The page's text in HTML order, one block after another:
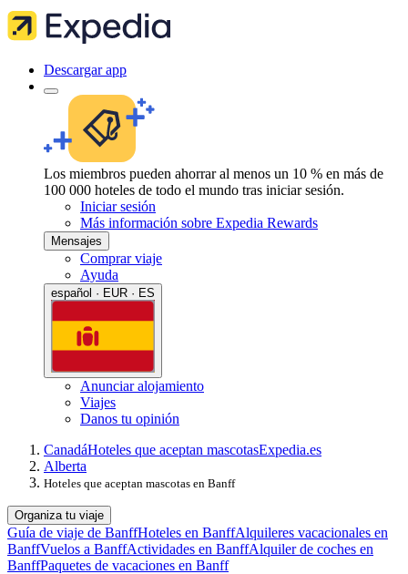
Descargar app
Los miembros pueden ahorrar al menos un 10 % en más de
100 000 hoteles de todo el mundo tras iniciar sesión.
Iniciar sesión
Más información sobre Expedia Rewards
Mensajes
Comprar viaje
Ayuda
español · EUR · ES
Anunciar alojamiento
Viajes
Danos tu opinión
CanadáHoteles que aceptan mascotasExpedia.es
Alberta
Hoteles que aceptan mascotas en Banff
Organiza tu viaje
Guía de viaje de BanffHoteles en BanffAlquileres vacacionales en
BanffVuelos a BanffActividades en BanffAlquiler de coches en
BanffPaquetes de vacaciones en Banff